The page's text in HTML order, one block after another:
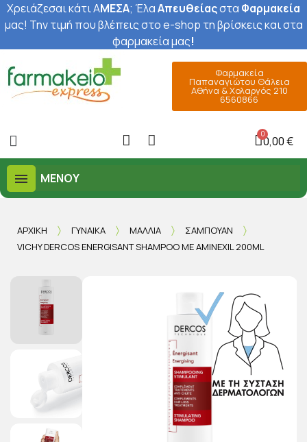
Χρειάζεσαι κάτι ΑΜΕΣΑ; ΈλαΑπευθείαςστα Φαρμακεία
μας! Την τιμή που βλέπεις στο e-shop τη βρίσκεις και στα
φαρμακεία μας!
Φαρμακεία
Παπαναγιώτου Θάλεια
Αθήνα & Χολαργός 210
6560866
0,00 €
ΜΕΝΟΎ
ΑΡΧΙΚΉ ΓΥΝΑΊΚΑ ΜΑΛΛΙΆ
ΣΑΜΠΟΥΆΝ
VICHY DERCOS ENERGISANT SHAMPOO ΜΕ AMINEXIL 200ML